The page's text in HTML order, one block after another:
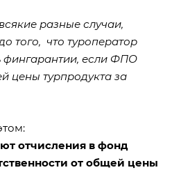
разные случаи,
того, что туроператор
фингарантии, если ФПО
цены турпродукта за
отчисления в фонд
от общей цены